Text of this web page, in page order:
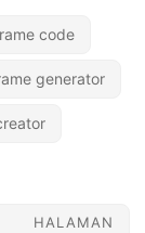
code
generator
HALAMAN